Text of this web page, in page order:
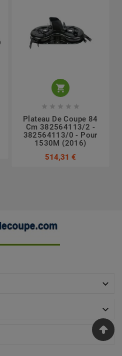

    
Plateau De Coupe 84
Cm 382564113/2 -
382564113/0 - Pour
1530M (2016)
514,31 €


